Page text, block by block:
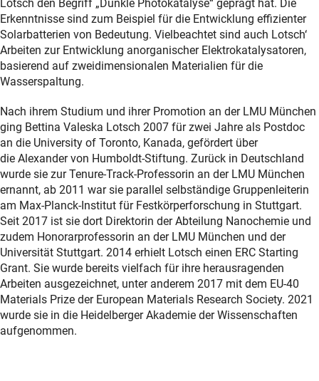
Lotsch den Begriff „Dunkle Photokatalyse“ geprägt hat. Die
Erkenntnisse sind zum Beispiel für die Entwicklung effizienter
Solarbatterien von Bedeutung. Vielbeachtet sind auch Lotsch‘
Arbeiten zur Entwicklung anorganischer Elektrokatalysatoren,
basierend auf zweidimensionalen Materialien für die
Wasserspaltung.
Nach ihrem Studium und ihrer Promotion an der LMU München
ging Bettina Valeska Lotsch 2007 für zwei Jahre als Postdoc
an die University of Toronto, Kanada, gefördert über
die Alexander von Humboldt-Stiftung. Zurück in Deutschland
wurde sie zur Tenure-Track-Professorin an der LMU München
ernannt, ab 2011 war sie parallel selbständige Gruppenleiterin
am Max-Planck-Institut für Festkörperforschung in Stuttgart.
Seit 2017 ist sie dort Direktorin der Abteilung Nanochemie und
zudem Honorarprofessorin an der LMU München und der
Universität Stuttgart. 2014 erhielt Lotsch einen ERC Starting
Grant. Sie wurde bereits vielfach für ihre herausragenden
Arbeiten ausgezeichnet, unter anderem 2017 mit dem EU-40
Materials Prize der European Materials Research Society. 2021
wurde sie in die Heidelberger Akademie der Wissenschaften
aufgenommen.